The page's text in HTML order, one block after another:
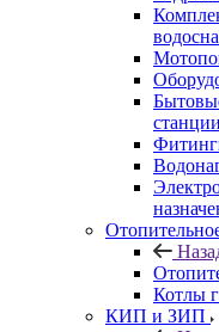
станции
Котлы
КИП и ЗИП